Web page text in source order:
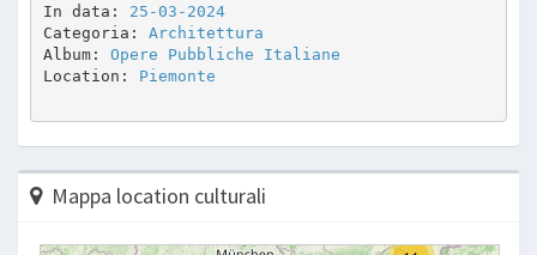
In data: 25-03-2024
Categoria: Architettura
Album: Opere Pubbliche Italiane
Location: Piemonte
Mappa location culturali